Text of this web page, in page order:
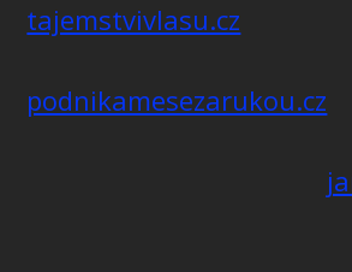
tajemstvivlasu.cz
podnikamesezarukou.cz